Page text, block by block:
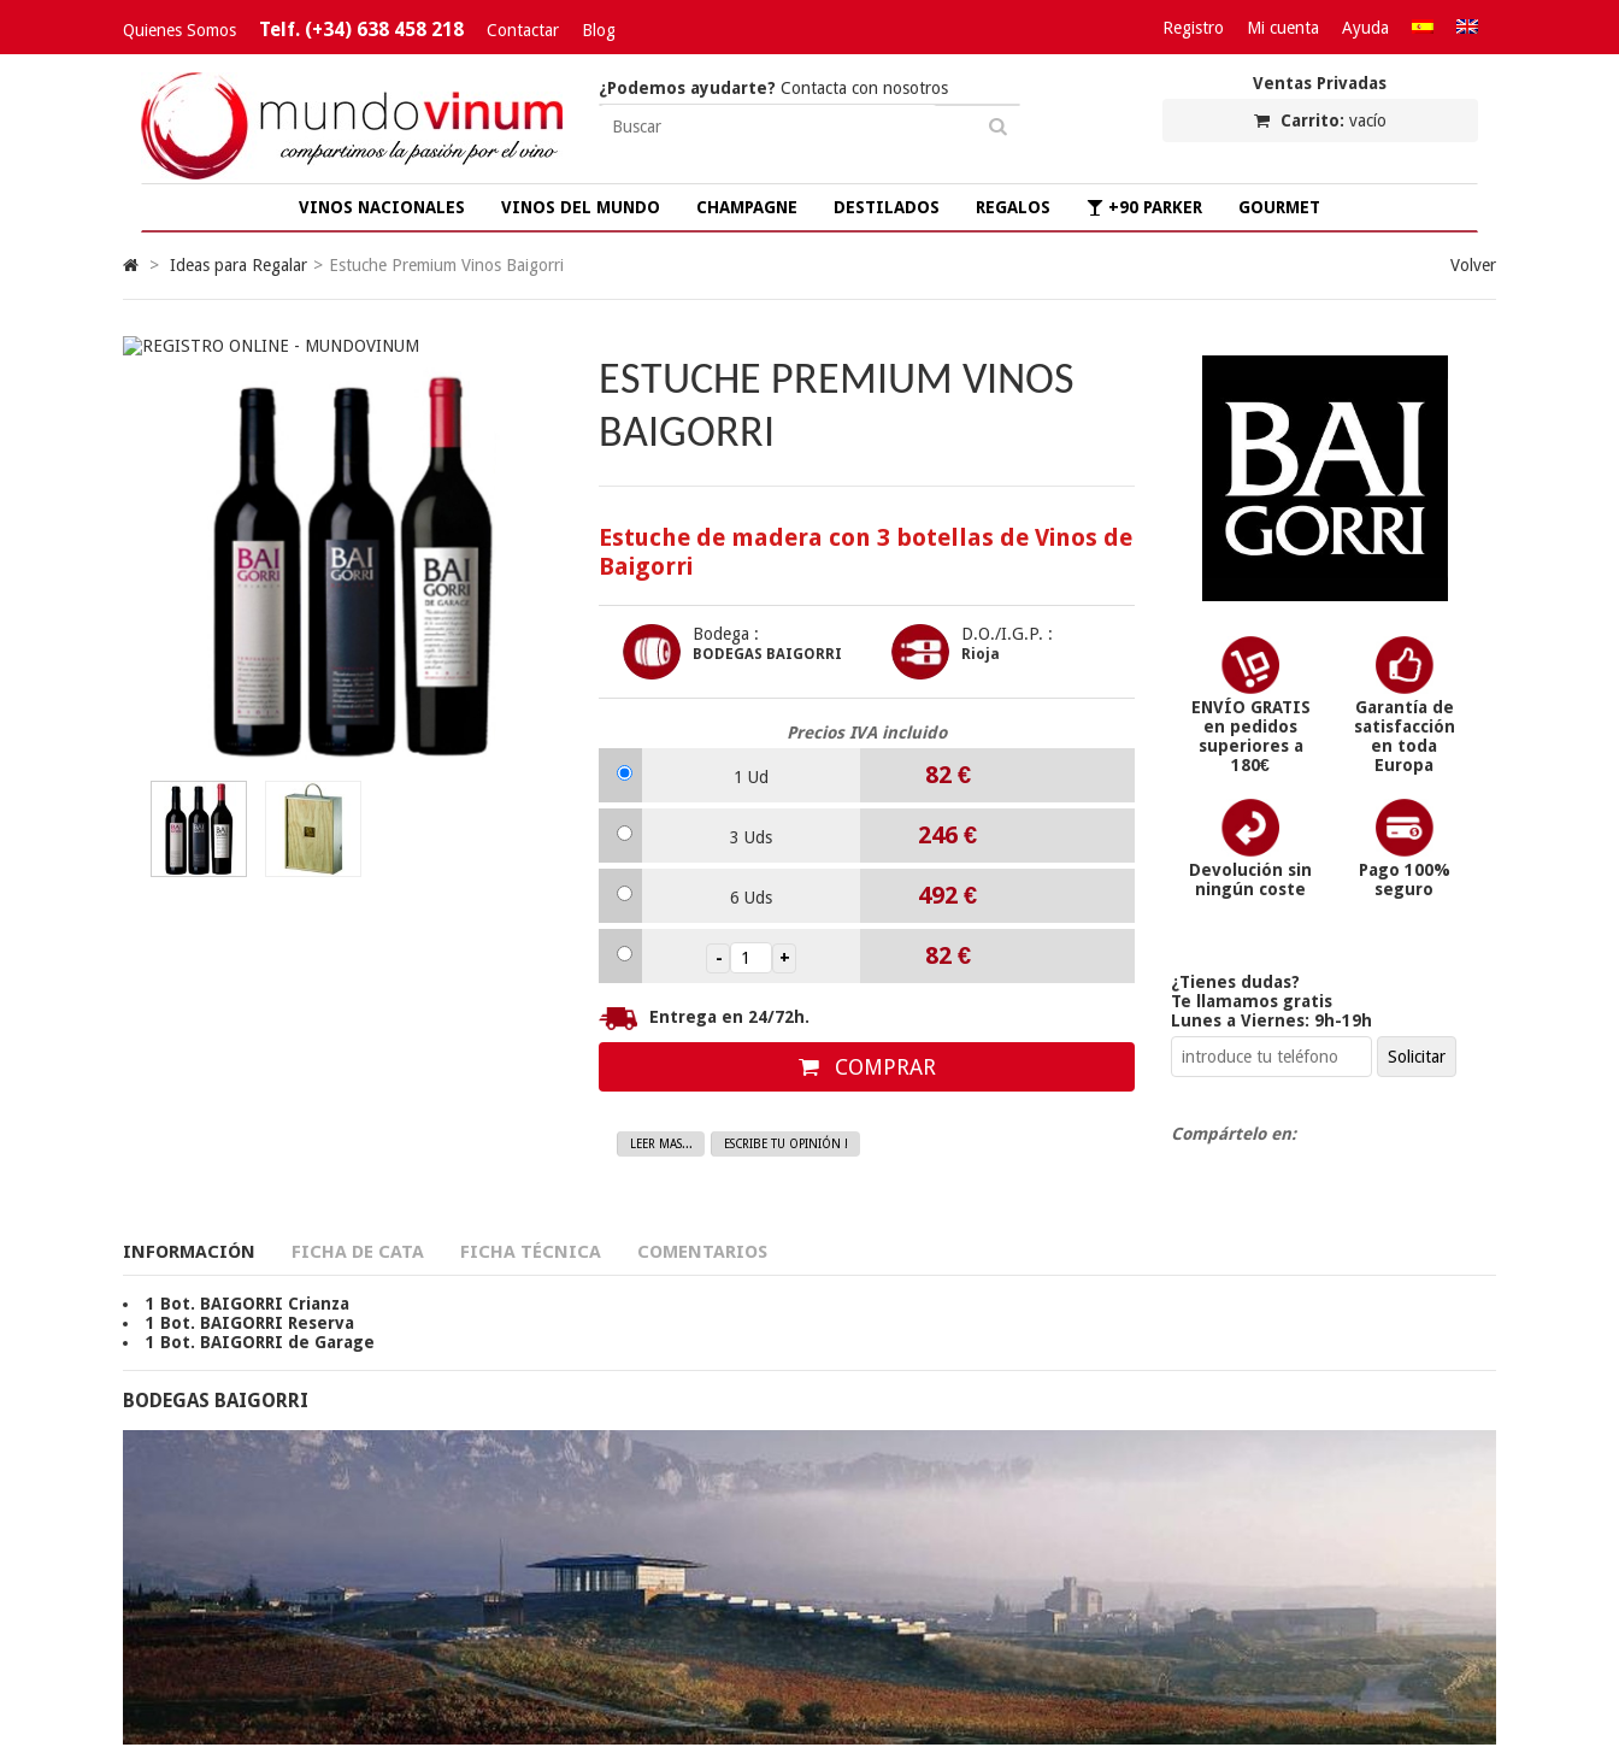
Quienes Somos Telf. (+34) 638 458 218 Contactar Blog Registro Mi cuenta Ayuda
Ventas Privadas
Carrito: vacío
¿Podemos ayudarte? Contacta con nosotros
VINOS NACIONALES VINOS DEL MUNDO CHAMPAGNE DESTILADOS REGALOS +90 PARKER GOURMET
> Ideas para Regalar > Estuche Premium Vinos Baigorri Volver
ESTUCHE PREMIUM VINOS
BAIGORRI
Estuche de madera con 3 botellas de Vinos de
Baigorri
Bodega :
BODEGAS BAIGORRI
D.O./I.G.P. :
Rioja
Precios IVA incluido
1 Ud 82 €
3 Uds 246€
6 Uds 492€
82 €
Entrega en 24/72h.
COMPRAR
LEER MAS... ESCRIBE TU OPINIÓN !
ENVÍO GRATIS
en pedidos
superiores a
180€
Garantía de
satisfacción
en toda
Europa
Devolución sin
ningún coste
Pago 100%
seguro
¿Tienes dudas?
Te llamamos gratis
Lunes a Viernes: 9h-19h
Compártelo en:
INFORMACIÓN FICHA DE CATA FICHA TÉCNICA COMENTARIOS
1 Bot. BAIGORRI Crianza
1 Bot. BAIGORRI Reserva
1 Bot. BAIGORRI de Garage
BODEGAS BAIGORRI